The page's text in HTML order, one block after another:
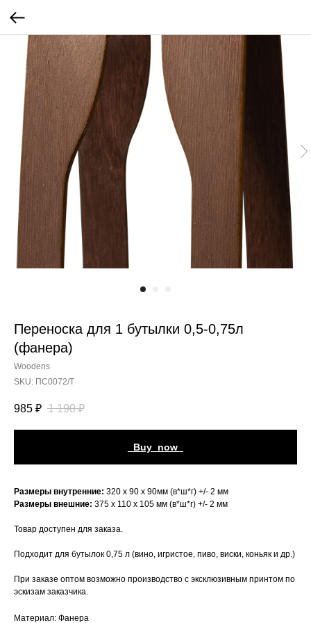
Переноска для 1 бутылки 0,5-0,75л
(фанера)
Woodens
SKU: ПС0072/Т
985 ₽ 1 190 ₽
_Buy_now_
Размеры внутренние: 320 х 90 х 90мм (в*ш*г) +/- 2 мм
Размеры внешние: 375 х 110 х 105 мм (в*ш*г) +/- 2 мм
Товар доступен для заказа.
Подходит для бутылок 0,75 л (вино, игристое, пиво, виски, коньяк и др.)
При заказе оптом возможно производство с эксклюзивным принтом по
эскизам заказчика.
Материал: Фанера